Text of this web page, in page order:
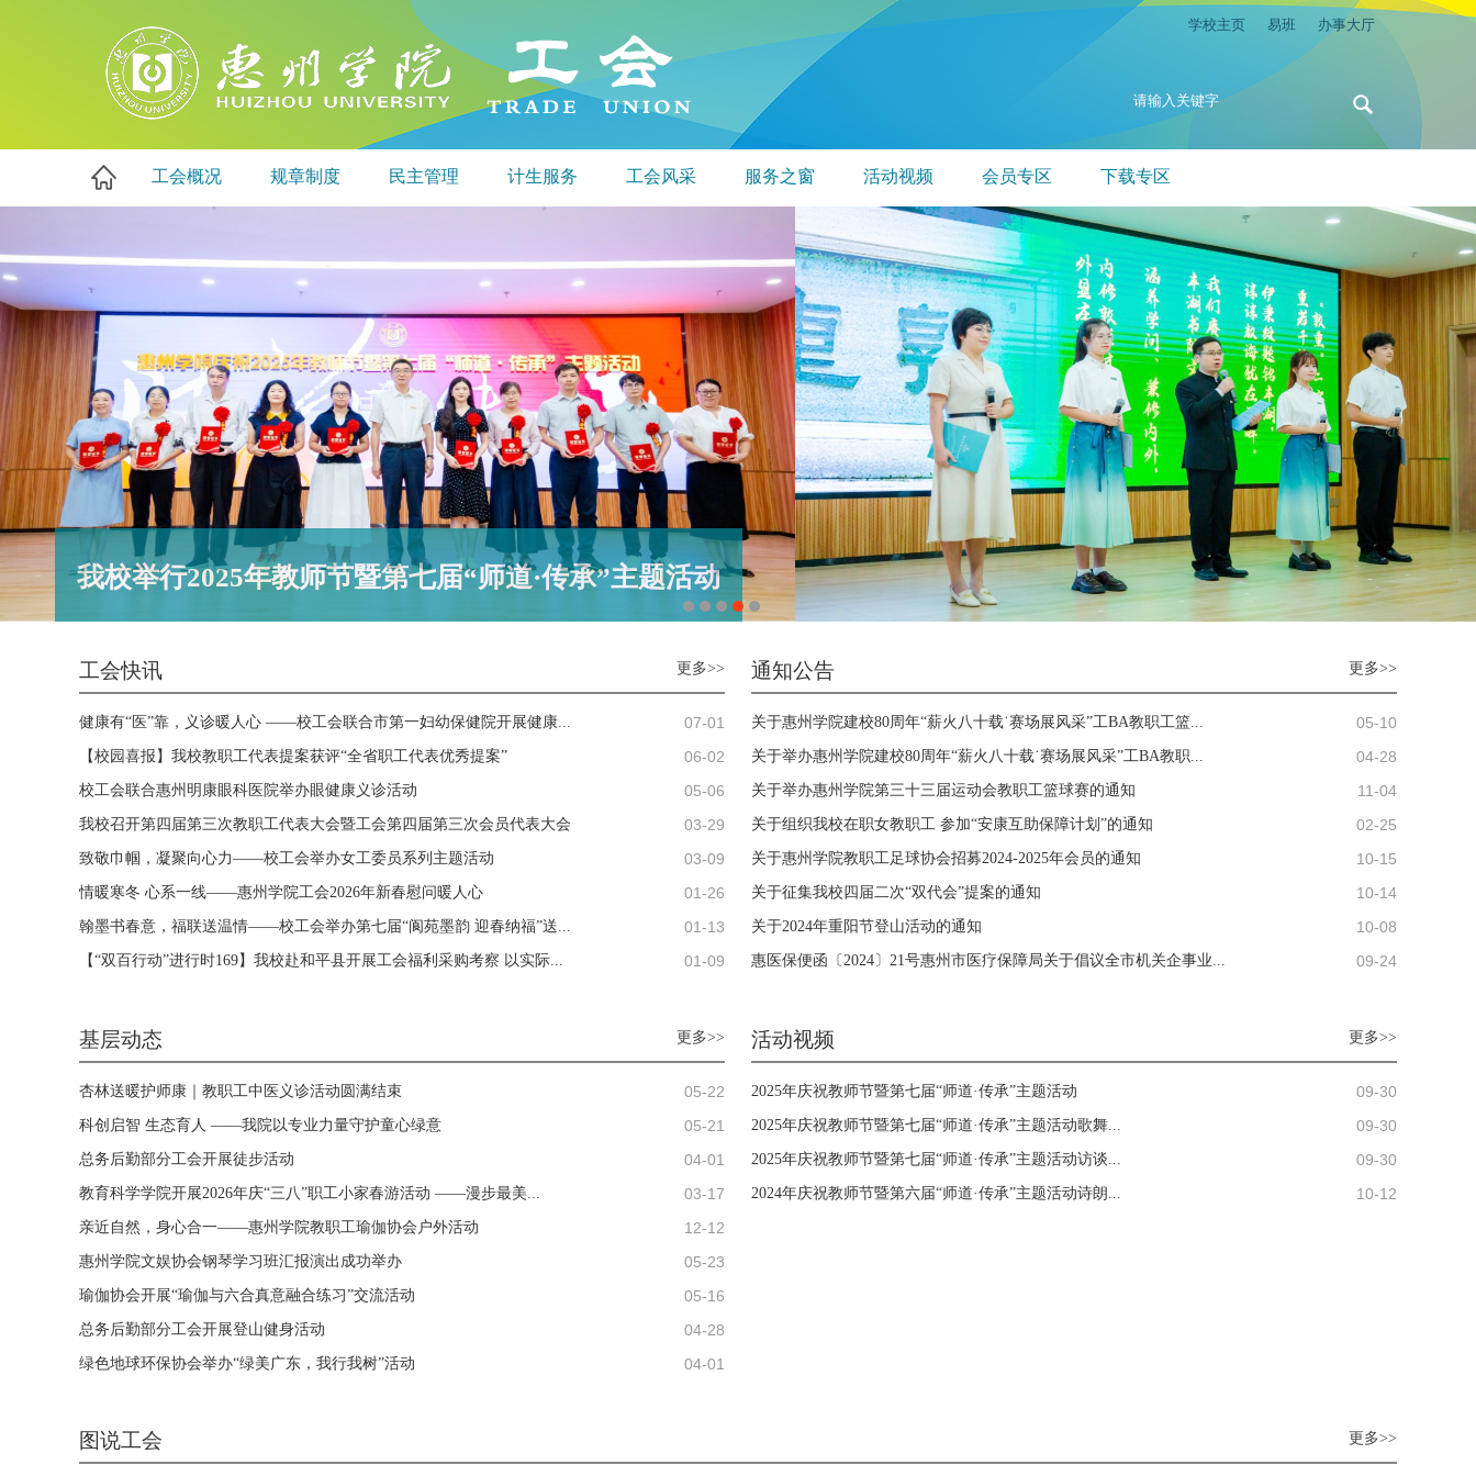
学校主页 易班 办事大厅
工会概况 规章制度 民主管理 计生服务 工会风采 服务之窗 活动视频 会员专区 下载专区
我校举行2025年教师节暨第七届“师道·传承”主题活动
工会快讯 更多>>
健康有“医”靠，义诊暖人心 ——校工会联合市第一妇幼保健院开展健康... 07-01
【校园喜报】我校教职工代表提案获评“全省职工代表优秀提案” 06-02
校工会联合惠州明康眼科医院举办眼健康义诊活动 05-06
我校召开第四届第三次教职工代表大会暨工会第四届第三次会员代表大会 03-29
致敬巾帼，凝聚向心力——校工会举办女工委员系列主题活动 03-09
情暖寒冬 心系一线——惠州学院工会2026年新春慰问暖人心 01-26
翰墨书春意，福联送温情——校工会举办第七届“阆苑墨韵 迎春纳福”送... 01-13
【“双百行动”进行时169】我校赴和平县开展工会福利采购考察 以实际... 01-09
通知公告 更多>>
关于惠州学院建校80周年“薪火八十载˙赛场展风采”工BA教职工篮... 05-10
关于举办惠州学院建校80周年“薪火八十载˙赛场展风采”工BA教职... 04-28
关于举办惠州学院第三十三届运动会教职工篮球赛的通知 11-04
关于组织我校在职女教职工 参加“安康互助保障计划”的通知 02-25
关于惠州学院教职工足球协会招募2024-2025年会员的通知 10-15
关于征集我校四届二次“双代会”提案的通知 10-14
关于2024年重阳节登山活动的通知 10-08
惠医保便函〔2024〕21号惠州市医疗保障局关于倡议全市机关企事业... 09-24
基层动态 更多>>
杏林送暖护师康｜教职工中医义诊活动圆满结束 05-22
科创启智 生态育人 ——我院以专业力量守护童心绿意 05-21
总务后勤部分工会开展徒步活动 04-01
教育科学学院开展2026年庆“三八”职工小家春游活动 ——漫步最美... 03-17
亲近自然，身心合一——惠州学院教职工瑜伽协会户外活动 12-12
惠州学院文娱协会钢琴学习班汇报演出成功举办 05-23
瑜伽协会开展“瑜伽与六合真意融合练习”交流活动 05-16
总务后勤部分工会开展登山健身活动 04-28
绿色地球环保协会举办“绿美广东，我行我树”活动 04-01
活动视频 更多>>
2025年庆祝教师节暨第七届“师道·传承”主题活动 09-30
2025年庆祝教师节暨第七届“师道·传承”主题活动歌舞... 09-30
2025年庆祝教师节暨第七届“师道·传承”主题活动访谈... 09-30
2024年庆祝教师节暨第六届“师道·传承”主题活动诗朗... 10-12
图说工会 更多>>